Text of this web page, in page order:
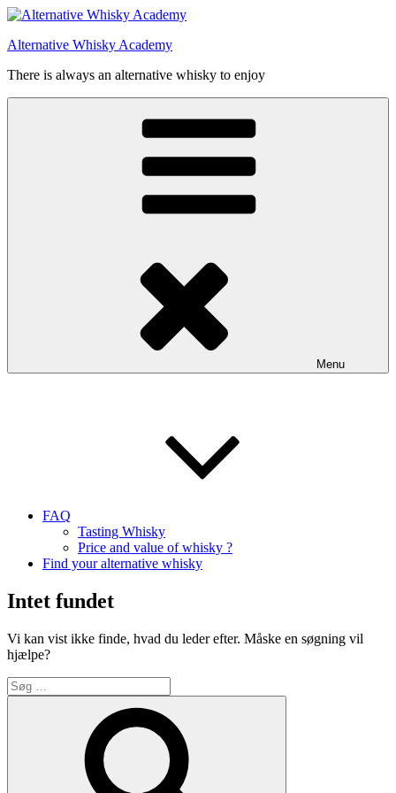
Videre
indhold
Alternative Whisky Academy
There is always an alternative whisky to enjoy
Menu
FAQ
Tasting Whisky
Price and value of whisky ?
Find your alternative whisky
Intet fundet
Vi kan vist ikke finde, hvad du leder efter. Måske en søgning vil
hjælpe?
Søg
efter: